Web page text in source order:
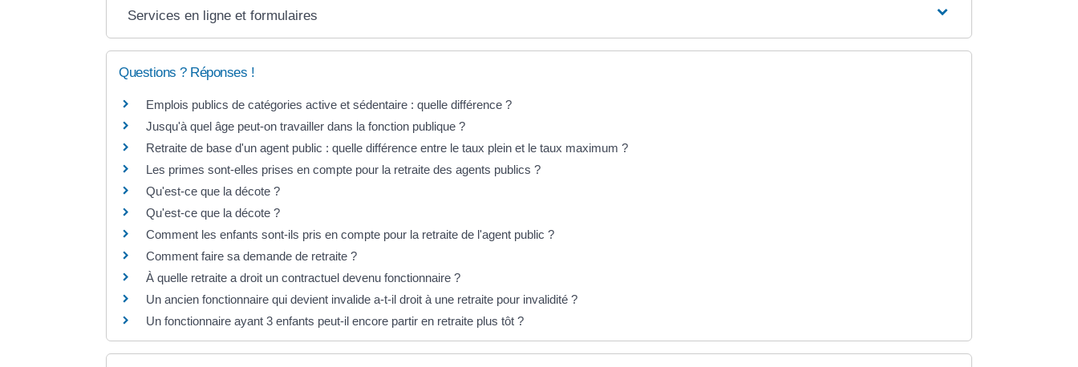
Services en ligne et formulaires
Questions ? Réponses !
Emplois publics de catégories active et sédentaire : quelle différence ?
Jusqu'à quel âge peut-on travailler dans la fonction publique ?
Retraite de base d'un agent public : quelle différence entre le taux plein et le taux maximum ?
Les primes sont-elles prises en compte pour la retraite des agents publics ?
Qu'est-ce que la décote ?
Qu'est-ce que la décote ?
Comment les enfants sont-ils pris en compte pour la retraite de l'agent public ?
Comment faire sa demande de retraite ?
À quelle retraite a droit un contractuel devenu fonctionnaire ?
Un ancien fonctionnaire qui devient invalide a-t-il droit à une retraite pour invalidité ?
Un fonctionnaire ayant 3 enfants peut-il encore partir en retraite plus tôt ?